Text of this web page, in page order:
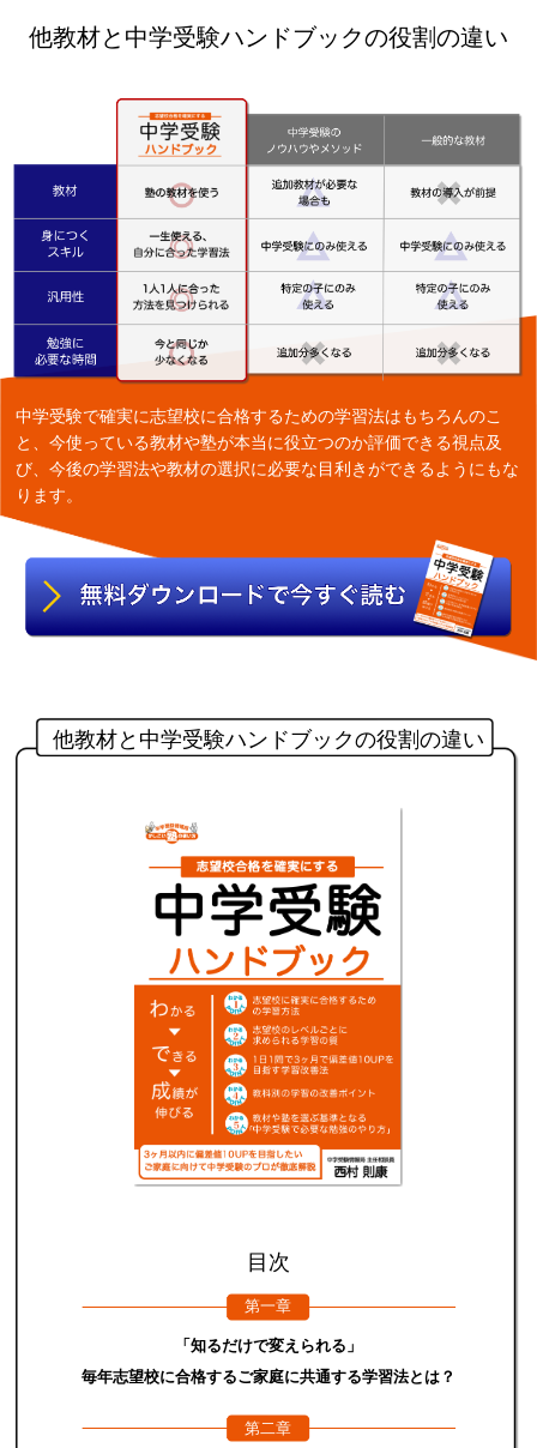
他教材と中学受験ハンドブックの役割の違い
中学受験で確実に志望校に合格するための学習法はもちろんのこ
と、今使っている教材や塾が本当に役立つのか評価できる視点及
び、今後の学習法や教材の選択に必要な目利きができるようにもな
ります。
他教材と中学受験ハンドブックの役割の違い
目次
第一章
「知るだけで変えられる」
毎年志望校に合格するご家庭に共通する学習法とは？
第二章